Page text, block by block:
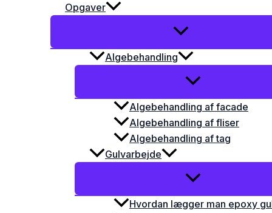
Opgaver
Algebehandling
Algebehandling af facade
Algebehandling af fliser
Algebehandling af tag
Gulvarbejde
Hvordan lægger man epoxy